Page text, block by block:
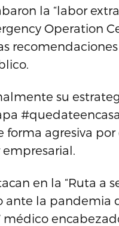
la “labor
Operation
su
agresiva por
en la “Ruta a
la pandemia
médico